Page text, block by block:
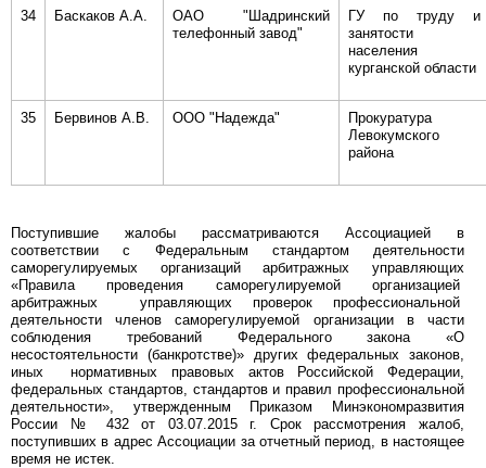
34 Баскаков А.А.
ОАО "Шадринский
телефонный завод"
ГУ по труду и
занятости
населения
курганской области
35 Бервинов А.В. ООО "Надежда"
Прокуратура
Левокумского
района
Поступившие жалобы рассматриваются Ассоциацией в
соответствии с Федеральным стандартом деятельности
саморегулируемых организаций арбитражных управляющих
«Правила проведения саморегулируемой организацией
арбитражных управляющих проверок профессиональной
деятельности членов саморегулируемой организации в части
соблюдения требований Федерального закона «О
несостоятельности (банкротстве)» других федеральных законов,
иных нормативных правовых актов Российской Федерации,
федеральных стандартов, стандартов и правил профессиональной
деятельности», утвержденным Приказом Минэкономразвития
России № 432 от 03.07.2015 г. Срок рассмотрения жалоб,
поступивших в адрес Ассоциации за отчетный период, в настоящее
время не истек.